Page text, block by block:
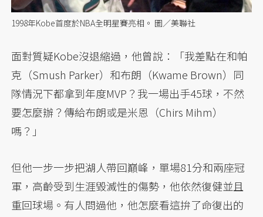
1998年Kobe首度於NBA全明星賽亮相。 圖／美聯社
面對質疑Kobe沒退縮過，他曾說：「我差點在和帕
克（Smush Parker）和布朗（Kwame Brown）同
隊情況下都拿到年度MVP？我一場出手45球，不然
要怎麼辦？傳給布朗或是米恩（Chirs Mihm）
嗎？」
但他一步一步把湖人帶回巔峰，單場81分和兩座冠
軍，高齡受到生涯毀滅性的傷勢，他依然復健並且
重回球場。有人問過他，他怎麼看這拚了命復出的